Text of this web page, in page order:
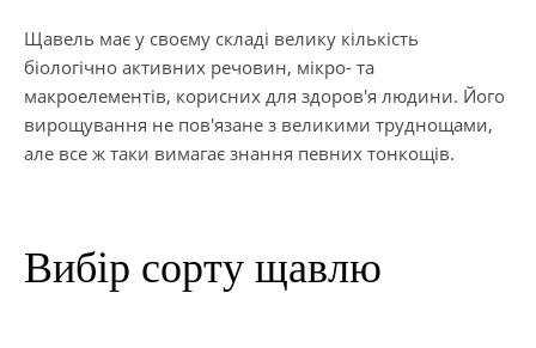
Щавель має у своєму складі велику кількість
біологічно активних речовин, мікро- та
макроелементів, корисних для здоров'я людини. Його
вирощування не пов'язане з великими труднощами,
але все ж таки вимагає знання певних тонкощів.
Вибір сорту щавлю